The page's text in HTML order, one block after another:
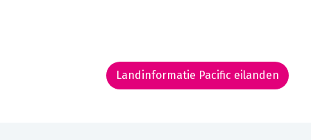
Landinformatie Pacific eilanden